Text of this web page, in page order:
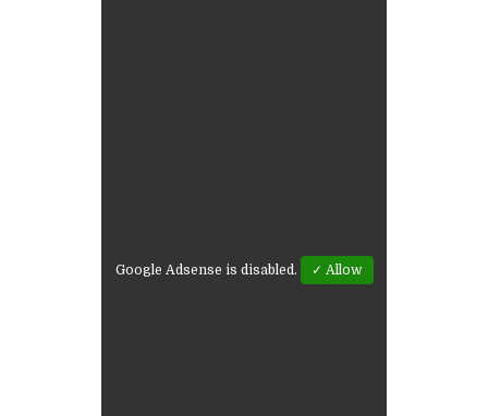
Google Adsense is disabled. ✓ Allow